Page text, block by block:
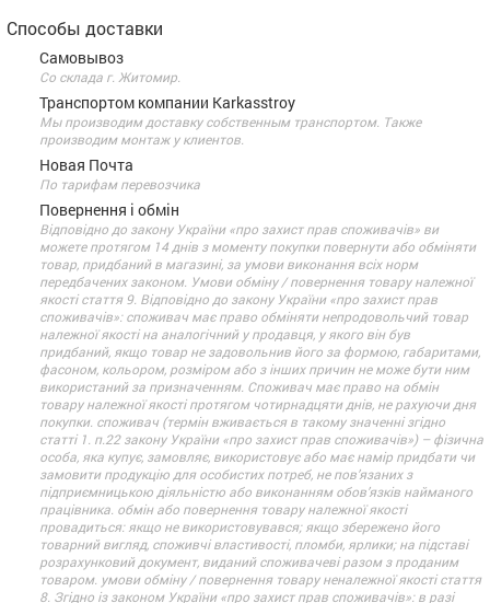
Способы доставки
Самовывоз
Со склада г. Житомир.
Транспортом компании Karkasstroy
Мы производим доставку собственным транспортом. Также
производим монтаж у клиентов.
Новая Почта
По тарифам перевозчика
Повернення і обмін
Відповідно до закону України «про захист прав споживачів» ви
можете протягом 14 днів з моменту покупки повернути або обміняти
товар, придбаний в магазині, за умови виконання всіх норм
передбачених законом. Умови обміну / повернення товару належної
якості стаття 9. Відповідно до закону України «про захист прав
споживачів»: споживач має право обміняти непродовольчий товар
належної якості на аналогічний у продавця, у якого він був
придбаний, якщо товар не задовольнив його за формою, габаритами,
фасоном, кольором, розміром або з інших причин не може бути ним
використаний за призначенням. Споживач має право на обмін
товару належної якості протягом чотирнадцяти днів, не рахуючи дня
покупки. споживач (термін вживається в такому значенні згідно
статті 1. п.22 закону України «про захист прав споживачів») – фізична
особа, яка купує, замовляє, використовує або має намір придбати чи
замовити продукцію для особистих потреб, не пов’язаних з
підприємницькою діяльністю або виконанням обов’язків найманого
працівника. обмін або повернення товару належної якості
провадиться: якщо не використовувався; якщо збережено його
товарний вигляд, споживчі властивості, пломби, ярлики; на підставі
розрахунковий документ, виданий споживачеві разом з проданим
товаром. умови обміну / повернення товару неналежної якості стаття
8. Згідно із законом України «про захист прав споживачів»: в разі